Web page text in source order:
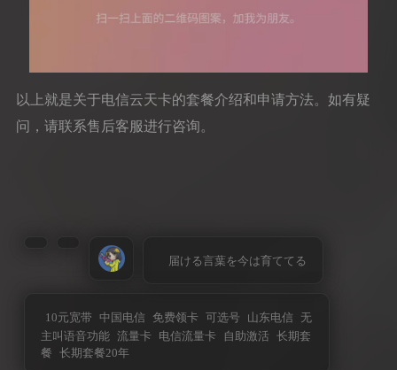
以上就是关于电信云天卡的套餐介绍和申请方法。如有疑
问，请联系售后客服进行咨询。
届ける言葉を今は育ててる
10元宽带 中国电信 免费领卡 可选号 山东电信 无
主叫语音功能 流量卡 电信流量卡 自助激活
长期套
餐
长期套餐20年